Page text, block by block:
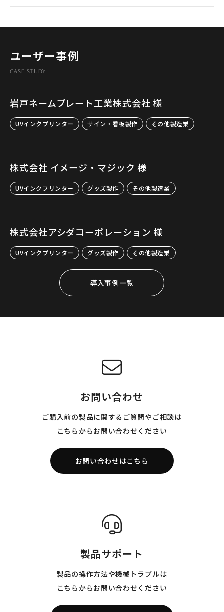
ユーザー事例
CASE STUDY
岩戸ネームプレート工業株式会社 様
UVインクプリンター サイン・看板製作 その他製造業
株式会社 イメージ・マジック 様
UVインクプリンター グッズ製作 その他製造業
株式会社アシダコーポレーション 様
UVインクプリンター グッズ製作 その他製造業
導入事例一覧
お問い合わせ
ご購入前の製品に関するご質問やご相談は
こちらからお問い合わせください
お問い合わせはこちら
製品サポート
製品の操作方法や機械トラブルは
こちらからお問い合わせください